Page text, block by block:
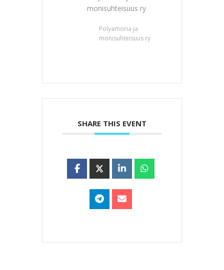
monisuhteisuus ry
Polyamoria ja
monisuhteisuus ry
SHARE THIS EVENT